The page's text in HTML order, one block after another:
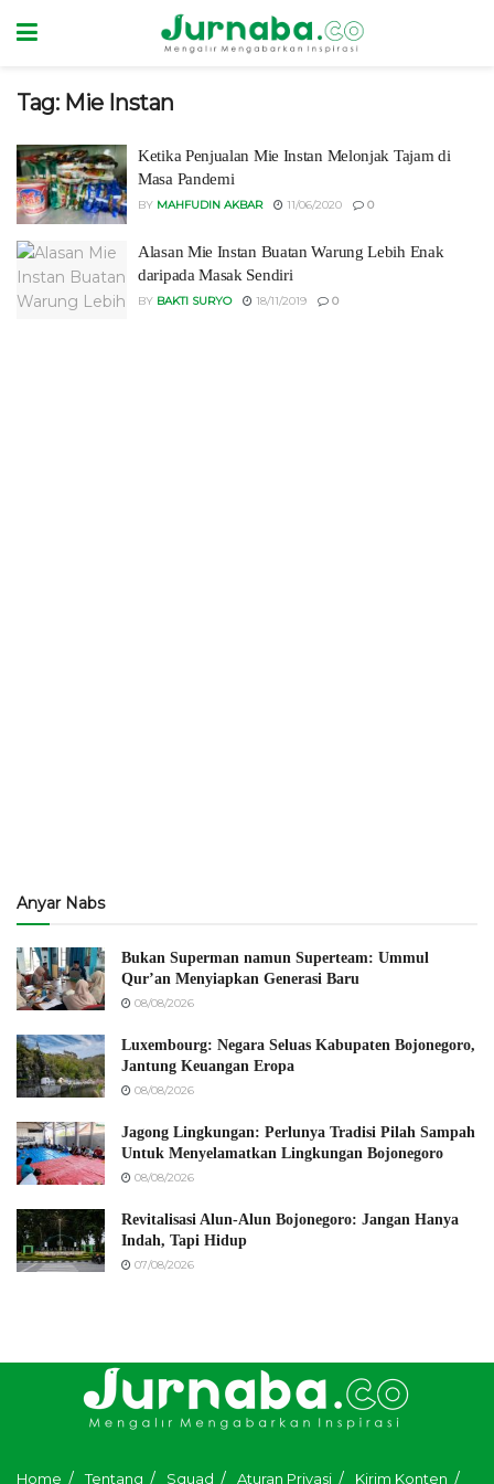
Tag: Mie Instan
Ketika Penjualan Mie Instan Melonjak Tajam di
Masa Pandemi
BY MAHFUDIN AKBAR 11/06/2020 0
Alasan Mie Instan Buatan Warung Lebih Enak
daripada Masak Sendiri
BY BAKTI SURYO 18/11/2019 0
Anyar Nabs
Bukan Superman namun Superteam: Ummul
Qur’an Menyiapkan Generasi Baru
08/08/2026
Luxembourg: Negara Seluas Kabupaten Bojonegoro,
Jantung Keuangan Eropa
08/08/2026
Jagong Lingkungan: Perlunya Tradisi Pilah Sampah
Untuk Menyelamatkan Lingkungan Bojonegoro
08/08/2026
Revitalisasi Alun-Alun Bojonegoro: Jangan Hanya
Indah, Tapi Hidup
07/08/2026
Home Tentang Squad Aturan Privasi Kirim Konten